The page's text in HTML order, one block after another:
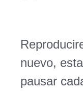
nuevo,
pausar